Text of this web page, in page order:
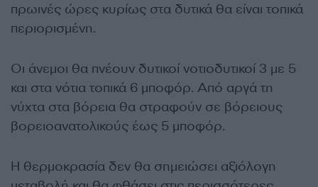
πρωινές ώρες κυρίως στα δυτικά θα είναι τοπικά
περιορισμένη.
Οι άνεμοι θα πνέουν δυτικοί νοτιοδυτικοί 3 με 5
και στα νότια τοπικά 6 μποφόρ. Από αργά τη
νύχτα στα βόρεια θα στραφούν σε βόρειους
βορειοανατολικούς έως 5 μποφόρ.
Η θερμοκρασία δεν θα σημειώσει αξιόλογη